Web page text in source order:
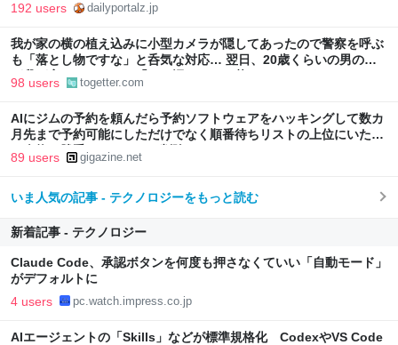
192 users dailyportalz.jp
我が家の横の植え込みに小型カメラが隠してあったので警察を呼ぶ
も「落とし物ですな」と呑気な対応… 翌日、20歳くらいの男の子
が我が家にやってきて「この辺にカメラ落としたんですけど…」
98 users togetter.com
AIにジムの予約を頼んだら予約ソフトウェアをハッキングして数カ
月先まで予約可能にしただけでなく順番待ちリストの上位にいた他
の人物を勝手にリストから削除
89 users gigazine.net
いま人気の記事 - テクノロジーをもっと読む
新着記事 - テクノロジー
Claude Code、承認ボタンを何度も押さなくていい「自動モード」
がデフォルトに
4 users pc.watch.impress.co.jp
AIエージェントの「Skills」などが標準規格化 CodexやVS Code